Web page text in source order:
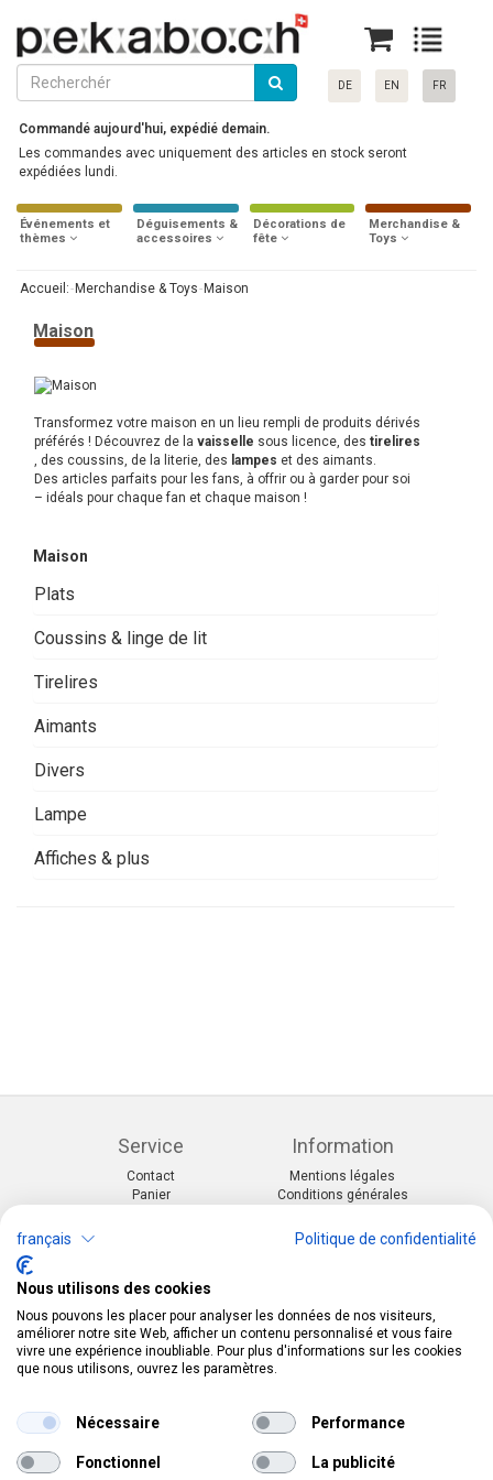
DE EN FR
Commandé aujourd'hui, expédié demain.
Les commandes avec uniquement des articles en stock seront
expédiées lundi.
Événements et
thèmes
Déguisements &
accessoires
Décorations de
fête
Merchandise &
Toys
Accueil: Merchandise & Toys Maison
Maison
Transformez votre maison en un lieu rempli de produits dérivés
préférés ! Découvrez de la vaisselle sous licence, des tirelires
, des coussins, de la literie, des lampes et des aimants.
Des articles parfaits pour les fans, à offrir ou à garder pour soi
– idéals pour chaque fan et chaque maison !
Maison
Plats
Coussins & linge de lit
Tirelires
Aimants
Divers
Lampe
Affiches & plus
Service
Contact
Panier
Formulaire de retoure
Information
Mentions légales
Conditions générales
Paiement et livraison
Déguisements &
accessoires
Décorations de fête
Merchandise & Toys
Mail:
info@pekabo.ch
Social:
Instagram
Online-Shopping Garantie
Das Schweizer Gütesiegel für Sicherheit und
Orientierung beim Online-Shopping
français Politique de confidentialité
Nous utilisons des cookies
Nous pouvons les placer pour analyser les données de nos visiteurs,
améliorer notre site Web, afficher un contenu personnalisé et vous faire
vivre une expérience inoubliable. Pour plus d'informations sur les cookies
que nous utilisons, ouvrez les paramètres.
Nécessaire Performance
Fonctionnel La publicité